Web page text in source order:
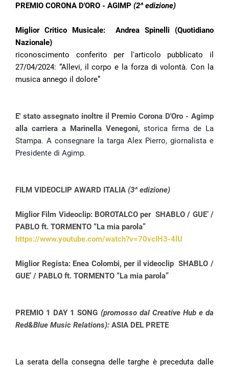
PREMIO CORONA D'ORO - AGIMP (2^ edizione)
Miglior Critico Musicale:
Andrea Spinelli (Quotidiano
Nazionale)
riconoscimento conferito per l'articolo pubblicato il
27/04/2024: “Allevi, il corpo e la forza di volontà. Con la
musica annego il dolore”
E' stato assegnato inoltre il Premio Corona D'Oro - Agimp
alla carriera a Marinella Venegoni, storica firma de La
Stampa. A consegnare la targa Alex Pierro, giornalista e
Presidente di Agimp.
FILM VIDEOCLIP AWARD ITALIA (3^ edizione)
Miglior Film Videoclip: BOROTALCO per SHABLO / GUE’ /
PABLO ft. TORMENTO “La mia parola”
https://www.youtube.com/watch?v=70vcIH3-4lU
Miglior Regista: Enea Colombi, per il videoclip SHABLO /
GUE’ / PABLO ft. TORMENTO “La mia parola”
PREMIO 1 DAY 1 SONG (promosso dal Creative Hub e da
Red&Blue Music Relations): ASIA DEL PRETE
La serata della consegna delle targhe è preceduta dalle